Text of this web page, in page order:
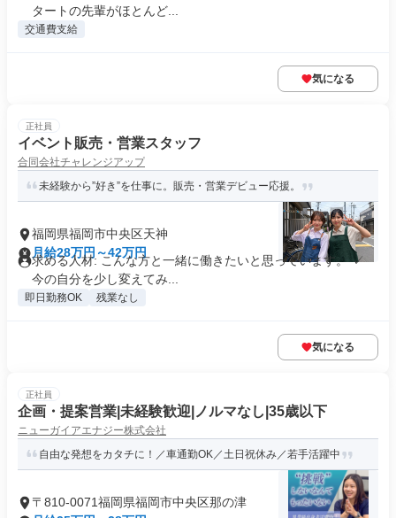
タートの先輩がほとんど...
交通費支給
気になる
正社員
イベント販売・営業スタッフ
合同会社チャレンジアップ
未経験から”好き”を仕事に。販売・営業デビュー応援。
福岡県福岡市中央区天神
月給28万円～42万円
求める人材: こんな方と一緒に働きたいと思っています。 ✓
今の自分を少し変えてみ...
即日勤務OK 残業なし
気になる
正社員
企画・提案営業|未経験歓迎|ノルマなし|35歳以下
ニューガイアエナジー株式会社
自由な発想をカタチに！／車通勤OK／土日祝休み／若手活躍中
〒810-0071福岡県福岡市中央区那の津